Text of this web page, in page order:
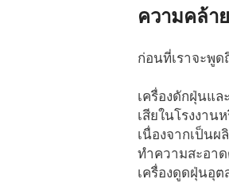
ความคล้า
ก่อนที่เราจะพูด
เครื่องดักฝุ่นแ
เสียในโรงงา
เนื่องจากเป็น
ทำความสะอาด
เครื่องดูดฝุ่นอุ